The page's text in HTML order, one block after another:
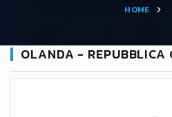
HOME
OLANDA - REPUBBLICA